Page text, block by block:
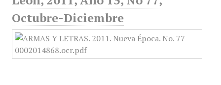
Octubre-Diciembre